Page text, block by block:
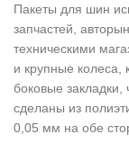
Пакеты для шин
запчастей,
техническими
и крупные колеса,
боковые
сделаны из
0,05 мм на обе